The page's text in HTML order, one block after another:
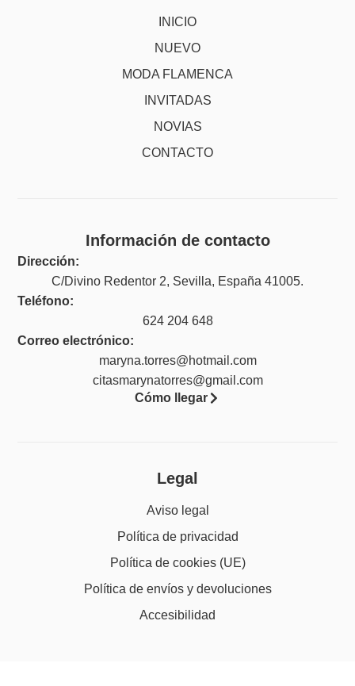
INICIO
NUEVO
MODA FLAMENCA
INVITADAS
NOVIAS
CONTACTO
Información de contacto
Dirección:
C/Divino Redentor 2, Sevilla, España 41005.
Teléfono:
624 204 648
Correo electrónico:
maryna.torres@hotmail.com
citasmarynatorres@gmail.com
Cómo llegar
Legal
Aviso legal
Política de privacidad
Política de cookies (UE)
Política de envíos y devoluciones
Accesibilidad